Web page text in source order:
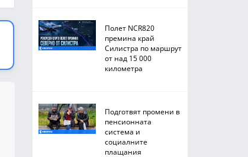
Полет NCR820
премина край
Силистра по маршрут
от над 15 000
километра
Подготвят промени в
пенсионната
система и
социалните
плащания